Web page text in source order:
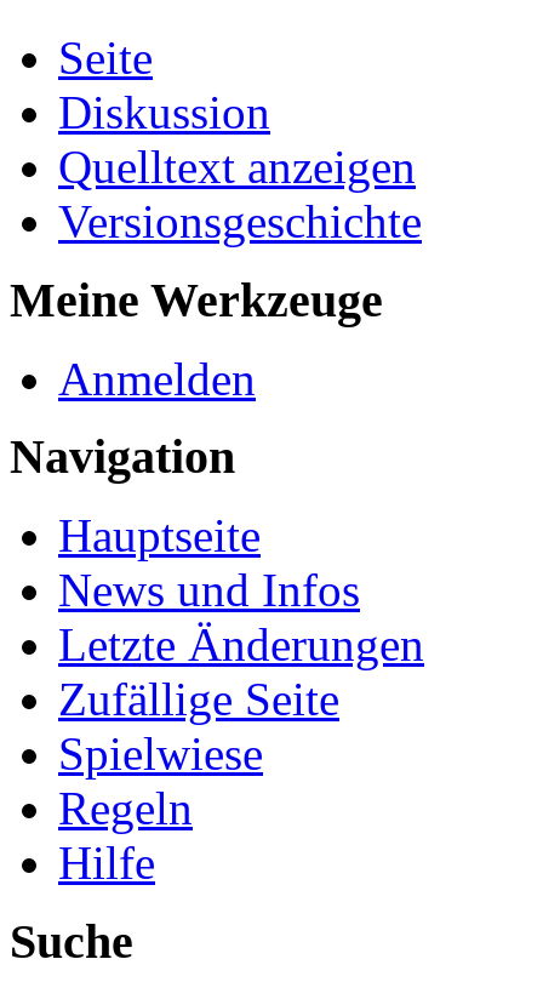
Seite
Diskussion
Quelltext anzeigen
Versionsgeschichte
Meine Werkzeuge
Anmelden
Navigation
Hauptseite
News und Infos
Letzte Änderungen
Zufällige Seite
Spielwiese
Regeln
Hilfe
Suche